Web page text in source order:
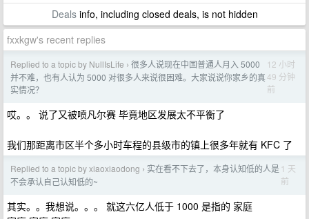
Dealsinfo, including closed deals, is not hidden
fxxkgw's recent replies
Replied to a topic by NullIsLife › 很多人说现在中国普通人月入 5000
并不难，也有人认为 5000 对很多人来说很困难。大家说说你家乡的真
实情况？
12 小时
49 分钟
前
哎。。 说了又被喷凡尔赛 毕竟地区发展太不平衡了
我们那距离市区半个多小时车程的县级市的镇上很多年就有 KFC 了
Replied to a topic by xiaoxiaodong › 实在看不下去了，本身认知低的人是
不会承认自己认知低的~
1 天
前
其实。。我想说。。。 就这六亿人低于 1000 是指的 家庭